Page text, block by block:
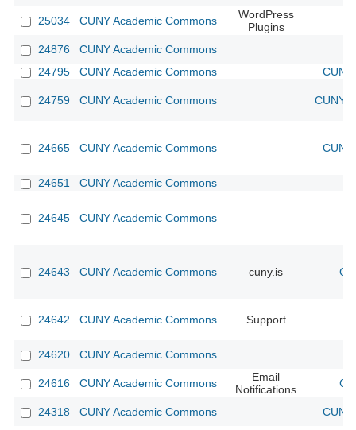
25034 CUNY Academic Commons
WordPress
Plugins
24876
CUNY Academic Commons
24795
CUNY Academic Commons
24759 CUNY Academic Commons CUNY
24665 CUNY Academic Commons
24651 CUNY Academic Commons
24645 CUNY Academic Commons
24643 CUNY Academic Commons cuny.is
24642 CUNY Academic Commons Support
24620 CUNY Academic Commons
24616 CUNY Academic Commons
Email
Notifications
24318 CUNY Academic Commons